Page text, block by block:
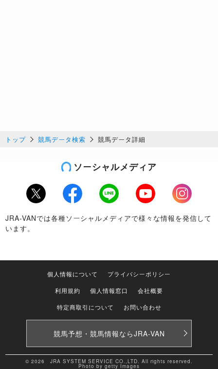
トップ 競馬データ検索 競馬データ詳細
ソーシャルメディア
Twitter Facebook LINE Youtube
Instagram
JRA-VANでは各種ソーシャルメディアで様々な情報を発信して
います。
個人情報について
プライバシーポリシー
利用規約
個人情報窓口
会社概要
特定商取引について
お問い合わせ
競馬予想・競馬情報ならJRA-VAN
© 2026 JRA SYSTEM SERVICE CO.,LTD. All rights reserved.
Photo by getty Images